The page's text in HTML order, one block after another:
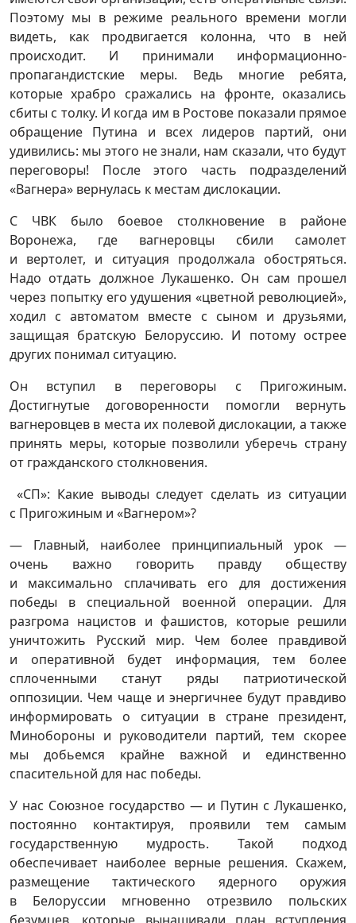
Поэтому мы в режиме реального времени могли
видеть, как продвигается колонна, что в ней
происходит. И принимали информационно-
пропагандистские меры. Ведь многие ребята,
которые храбро сражались на фронте, оказались
сбиты с толку. И когда им в Ростове показали прямое
обращение Путина и всех лидеров партий, они
удивились: мы этого не знали, нам сказали, что будут
переговоры! После этого часть подразделений
«Вагнера» вернулась к местам дислокации.
С ЧВК было боевое столкновение в районе
Воронежа, где вагнеровцы сбили самолет
и вертолет, и ситуация продолжала обостряться.
Надо отдать должное Лукашенко. Он сам прошел
через попытку его удушения «цветной революцией»,
ходил с автоматом вместе с сыном и друзьями,
защищая братскую Белоруссию. И потому острее
других понимал ситуацию.
Он вступил в переговоры с Пригожиным.
Достигнутые договоренности помогли вернуть
вагнеровцев в места их полевой дислокации, а также
принять меры, которые позволили уберечь страну
от гражданского столкновения.
«СП»: Какие выводы следует сделать из ситуации
с Пригожиным и «Вагнером»?
— Главный, наиболее принципиальный урок —
очень важно говорить правду обществу
и максимально сплачивать его для достижения
победы в специальной военной операции. Для
разгрома нацистов и фашистов, которые решили
уничтожить Русский мир. Чем более правдивой
и оперативной будет информация, тем более
сплоченными станут ряды патриотической
оппозиции. Чем чаще и энергичнее будут правдиво
информировать о ситуации в стране президент,
Минобороны и руководители партий, тем скорее
мы добьемся крайне важной и единственно
спасительной для нас победы.
У нас Союзное государство — и Путин с Лукашенко,
постоянно контактируя, проявили тем самым
государственную мудрость. Такой подход
обеспечивает наиболее верные решения. Скажем,
размещение тактического ядерного оружия
в Белоруссии мгновенно отрезвило польских